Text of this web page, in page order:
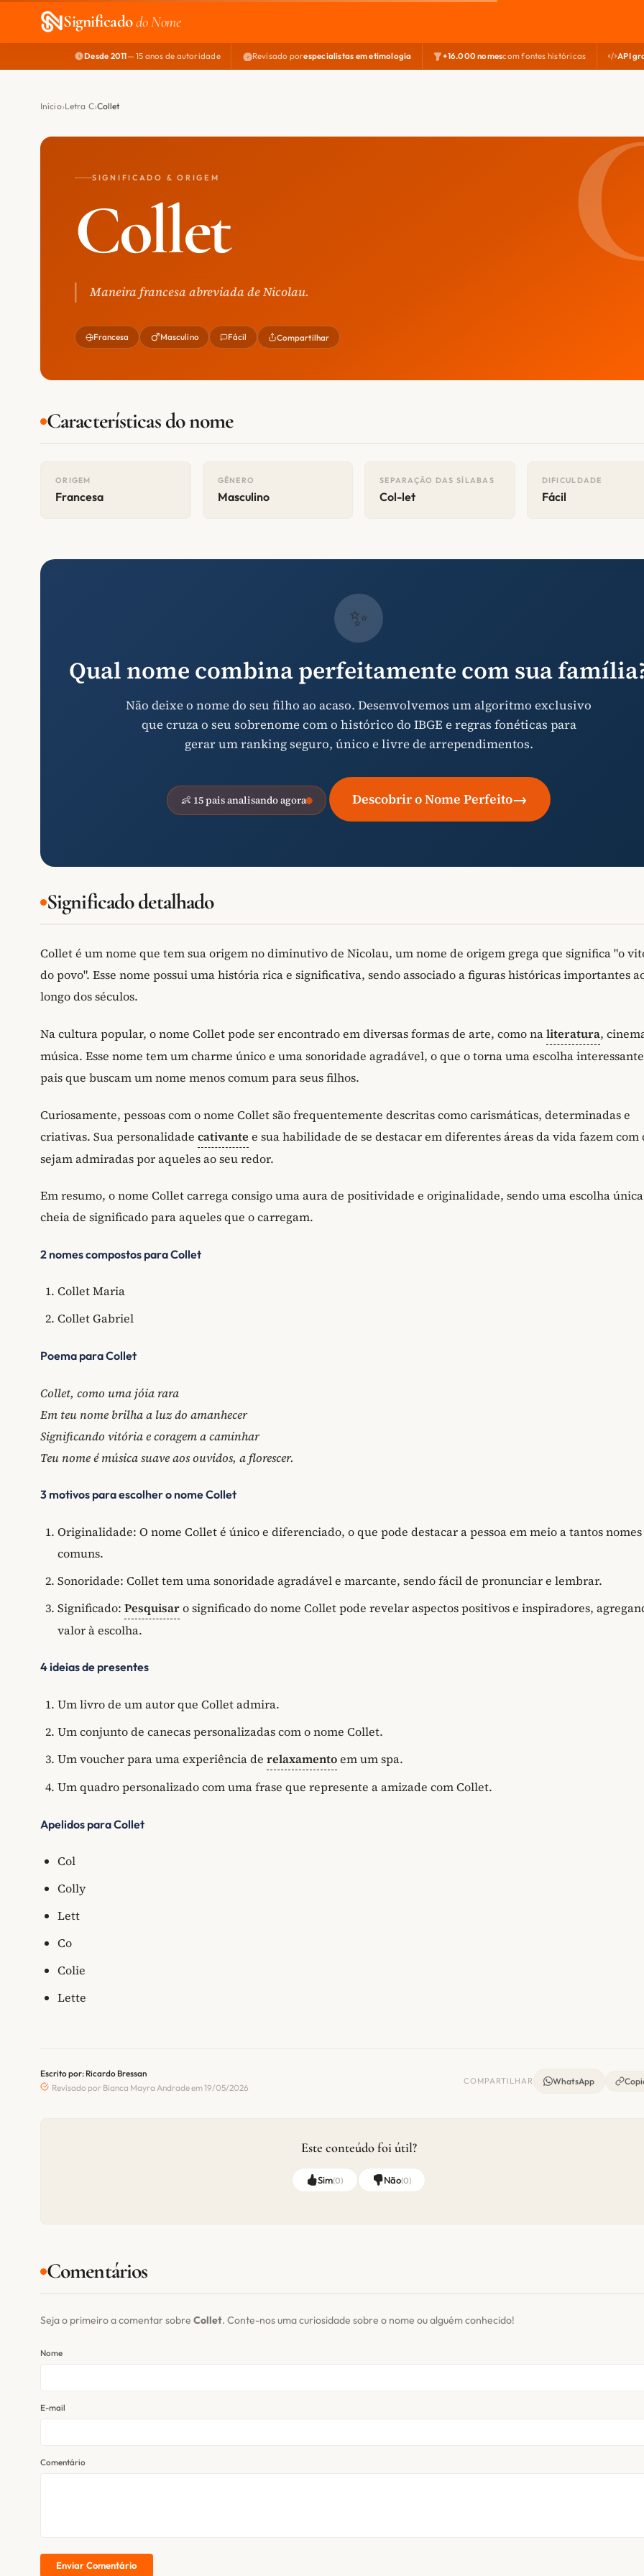
Significadodo Nome
Desde 2011— 15 anos de autoridade Revisado porespecialistas em etimologia +16.000 nomescom fontes históricas API
Início Letra C Collet
SIGNIFICADO & ORIGEM
Collet
Maneira francesa abreviada de Nicolau.
Francesa Masculino Fácil Compartilhar
Características do nome
ORIGEM
Francesa
GÊNERO
Masculino
SEPARAÇÃO DAS SÍLABAS
Col-let
DIFICULDADE
Fácil
✨
Qual nome combina perfeitamente com sua
Não deixe o nome do seu filho ao acaso. Desenvolvemos um algoritmo exclusivo
que cruza o seu sobrenome com o histórico do IBGE e regras fonéticas para
gerar um ranking seguro, único e livre de arrependimentos.
👶 15 pais analisando agora Descobrir o Nome Perfeito→
Significado detalhado
Collet é um nome que tem sua origem no diminutivo de Nicolau, um nome de origem grega que significa "o
do povo". Esse nome possui uma história rica e significativa, sendo associado a figuras históricas importantes
longo dos séculos.
Na cultura popular, o nome Collet pode ser encontrado em diversas formas de arte, como naliteratura,
música. Esse nome tem um charme único e uma sonoridade agradável, o que o torna uma escolha
pais que buscam um nome menos comum para seus filhos.
Curiosamente, pessoas com o nome Collet são frequentemente descritas como carismáticas, determinadas e
criativas. Sua personalidade cativante e sua habilidade de se destacar em diferentes áreas da vida fazem com
sejam admiradas por aqueles ao seu redor.
Em resumo, o nome Collet carrega consigo uma aura de positividade e originalidade, sendo uma escolha
cheia de significado para aqueles que o carregam.
2 nomes compostos para Collet
Collet Maria
Collet Gabriel
Poema para Collet
Collet, como uma jóia rara
Em teu nome brilha a luz do amanhecer
Significando vitória e coragem a caminhar
Teu nome é música suave aos ouvidos, a florescer.
3 motivos para escolher o nome Collet
Originalidade: O nome Collet é único e diferenciado, o que pode destacar a pessoa em meio a tantos nomes
comuns.
Sonoridade: Collet tem uma sonoridade agradável e marcante, sendo fácil de pronunciar e lembrar.
Significado: Pesquisaro significado do nome Collet pode revelar aspectos positivos e inspiradores,
valor à escolha.
4 ideias de presentes
Um livro de um autor que Collet admira.
Um conjunto de canecas personalizadas com o nome Collet.
Um voucher para uma experiência de relaxamentoem um spa.
Um quadro personalizado com uma frase que represente a amizade com Collet.
Apelidos para Collet
Col
Colly
Lett
Co
Colie
Lette
Escrito por: Ricardo Bressan
Revisado por Bianca Mayra Andrade em 19/05/2026
COMPARTILHAR WhatsApp
Este conteúdo foi útil?
Sim(0) Não(0)
Comentários
Seja o primeiro a comentar sobre Collet. Conte-nos uma curiosidade sobre o nome ou alguém conhecido!
Nome
E-mail
Comentário
Enviar Comentário